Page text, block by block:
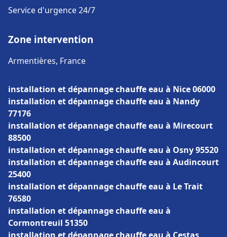
Service d'urgence 24/7
Zone intervention
Armentières, France
installation et dépannage chauffe eau à Nice 06000
installation et dépannage chauffe eau à Nandy
77176
installation et dépannage chauffe eau à Mirecourt
88500
installation et dépannage chauffe eau à Osny 95520
installation et dépannage chauffe eau à Audincourt
25400
installation et dépannage chauffe eau à Le Trait
76580
installation et dépannage chauffe eau à
Cormontreuil 51350